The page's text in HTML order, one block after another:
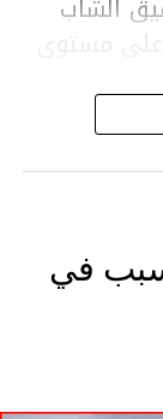
مستوى
بحي
به
في خصوص
في